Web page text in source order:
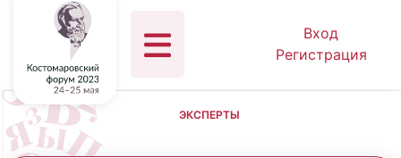
Вход
Регистрация
ЭКСПЕРТЫ